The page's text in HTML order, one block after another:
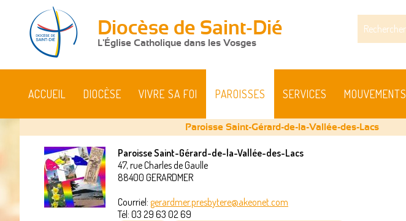
Diocèse de Saint-Dié
L'Église Catholique dans les Vosges
ACCUEIL DIOCÈSE VIVRE SA FOI PAROISSES SERVICES MOUVEMENTS
Vous
êtes
Paroisse Saint-Gérard-de-la-Vallée-des-Lacs
Paroisse Saint-Gérard-de-la-Vallée-des-Lacs
47, rue Charles de Gaulle
88400 GERARDMER
Courriel: gerardmer.presbytere@akeonet.com
Tél: 03 29 63 02 69